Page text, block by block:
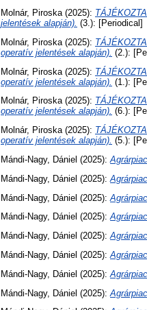
Molnár, Piroska(2025):
jelentések alapján). (3.): [Periodical]
Molnár, Piroska (2025):
operatív jelentések alapján). (2.):
Molnár, Piroska (2025):
operatív jelentések alapján). (1.):
Molnár, Piroska(2025):
operatív jelentések alapján). (6.):
Molnár, Piroska(2025):
operatív jelentések alapján). (5.):
Mándi-Nagy, Dániel (2025):
Mándi-Nagy, Dániel (2025):
Mándi-Nagy, Dániel (2025):
Mándi-Nagy, Dániel (2025):
Mándi-Nagy, Dániel (2025):
Mándi-Nagy, Dániel (2025):
Mándi-Nagy, Dániel (2025):
Mándi-Nagy, Dániel (2025):